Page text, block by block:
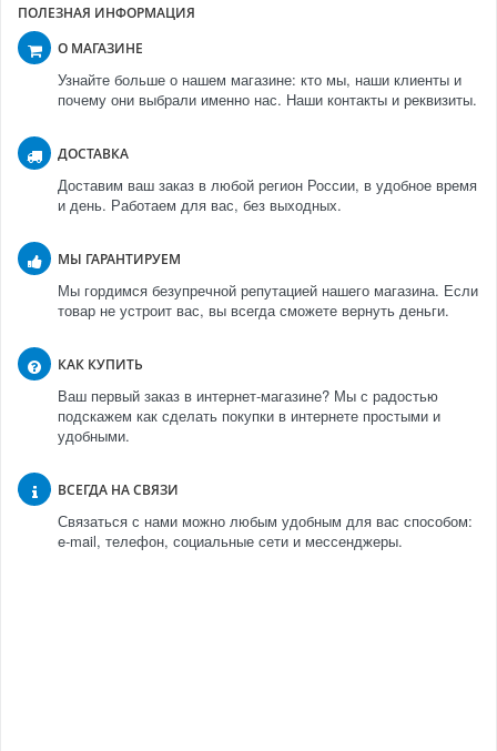
ПОЛЕЗНАЯ ИНФОРМАЦИЯ
О МАГАЗИНЕ
Узнайте больше о нашем магазине: кто мы, наши клиенты и
почему они выбрали именно нас. Наши контакты и реквизиты.
ДОСТАВКА
Доставим ваш заказ в любой регион России, в удобное время
и день. Работаем для вас, без выходных.
МЫ ГАРАНТИРУЕМ
Мы гордимся безупречной репутацией нашего магазина. Если
товар не устроит вас, вы всегда сможете вернуть деньги.
КАК КУПИТЬ
Ваш первый заказ в интернет-магазине? Мы с радостью
подскажем как сделать покупки в интернете простыми и
удобными.
ВСЕГДА НА СВЯЗИ
Связаться с нами можно любым удобным для вас способом:
e-mail, телефон, социальные сети и мессенджеры.